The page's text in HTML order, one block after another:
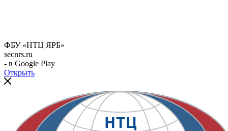
ФБУ «НТЦ ЯРБ»
secnrs.ru
- в Google Play
Открыть